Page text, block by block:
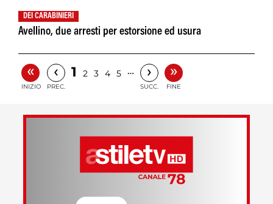
DEI CARABINIERI
Avellino, due arresti per estorsione ed usura
«
INIZIO
‹
PREC.
1 2 3 4 5 … ›
SUCC.
»
FINE